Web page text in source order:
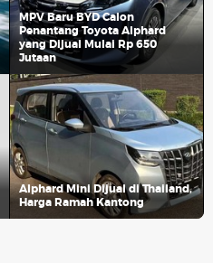
MPV Baru BYD Calon
Penantang Toyota Alphard
yang Dijual Mulai Rp 650
Jutaan
Alphard Mini Dijual di Thailand,
Harga Ramah Kantong